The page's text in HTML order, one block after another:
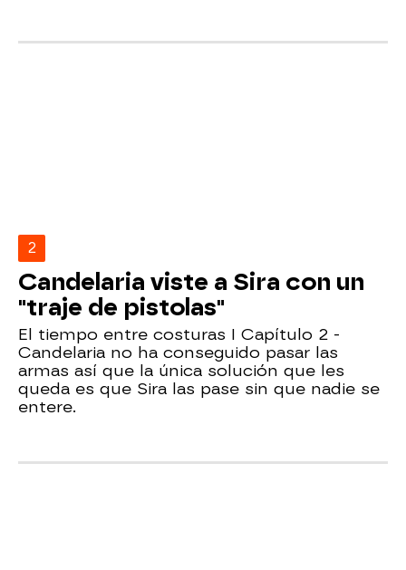
2
Candelaria viste a Sira con un
"traje de pistolas"
El tiempo entre costuras I Capítulo 2 -
Candelaria no ha conseguido pasar las
armas así que la única solución que les
queda es que Sira las pase sin que nadie se
entere.